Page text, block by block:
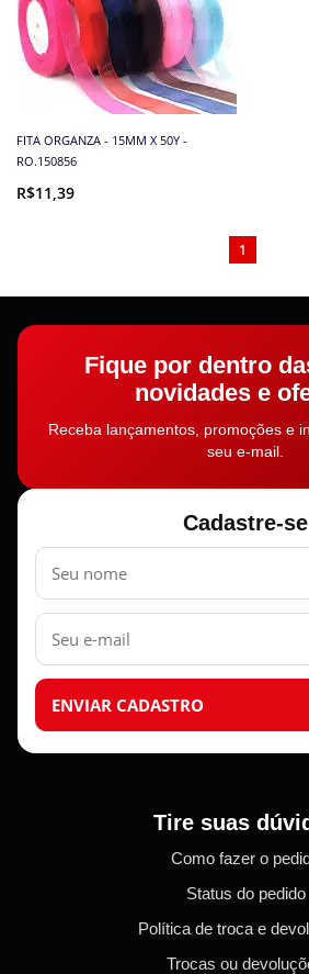
FITA ORGANZA - 15MM X 50Y -
RO.150856
R$11,39
1
Fique por dentro
novidades e
Receba lançamentos, promoções e
seu e-mail.
Cadastre-se
Nome
E-
mail
ENVIAR CADASTRO
Tire suas
Como fazer o
Status do pedido
Política de troca e
Trocas ou